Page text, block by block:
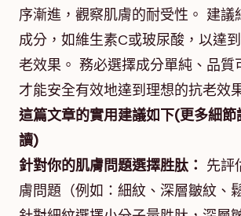
序漸進，觀察肌膚的耐受性。 建議
成分，如維生素C或玻尿酸，以達
老效果。 務必選擇成分單純、品質
才能安全有效地達到理想的抗老效
這篇文章的實用建議如下(更多細
讀)
針對你的肌膚問題選擇胜肽： 先評
膚問題（例如：細紋、深層皺紋、